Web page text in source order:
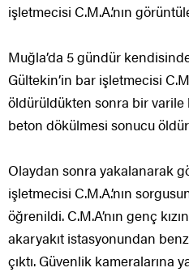
işletmecisi C.M.A.’nın
Muğla’da 5 gündür
Gültekin’in bar işletmecisi
öldürüldükten sonra bir
beton dökülmesi sonucu
Olaydan sonra yakalanarak
işletmecisi C.M.A.’nın
öğrenildi. C.M.A’nın genç
akaryakıt istasyonundan
çıktı. Güvenlik kameralarına